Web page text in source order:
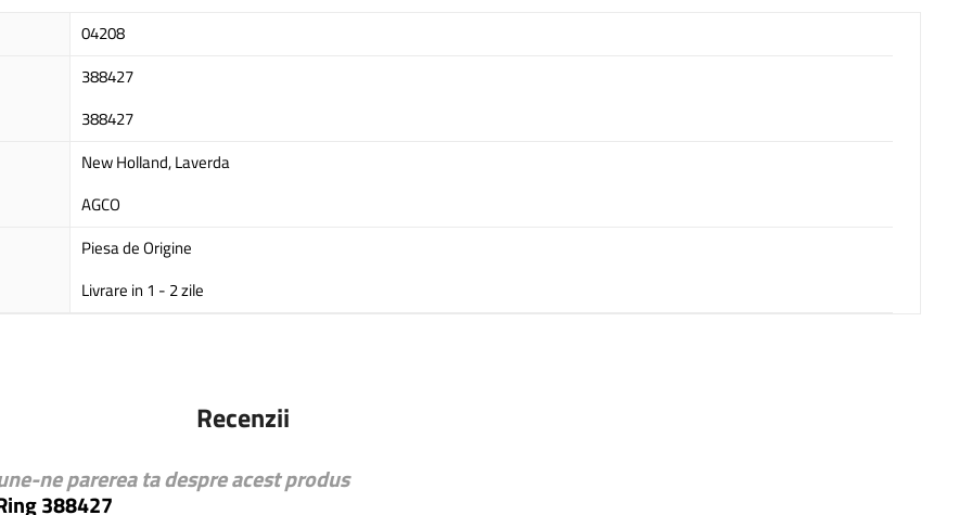
04208
388427
388427
New Holland, Laverda
AGCO
Piesa de Origine
Livrare in 1 - 2 zile
Recenzii
ne parerea ta despre acest produs
388427